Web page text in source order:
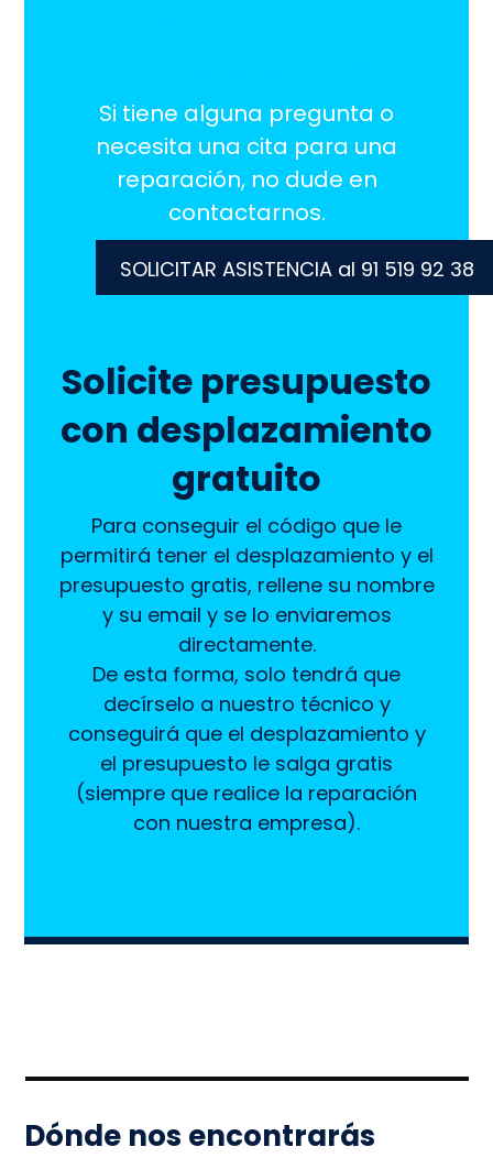
Si tiene alguna pregunta o
necesita una cita para una
reparación, no dude en
contactarnos.
SOLICITAR ASISTENCIA al 91 519 92 38
Solicite presupuesto
con desplazamiento
gratuito
Para conseguir el código que le
permitirá tener el desplazamiento y el
presupuesto gratis, rellene su nombre
y su email y se lo enviaremos
directamente.
De esta forma, solo tendrá que
decírselo a nuestro técnico y
conseguirá que el desplazamiento y
el presupuesto le salga gratis
(siempre que realice la reparación
con nuestra empresa).
Dónde nos encontrarás